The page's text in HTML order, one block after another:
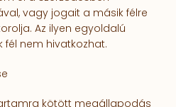
vagy jogait a másik félre
Az ilyen egyoldalú
nem hivat­koz­hat.
kötött megállapodás